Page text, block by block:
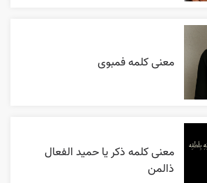
معنی کلمه فمبوی
معنی کلمه ذکر یا حمید الفعال
ذالمن